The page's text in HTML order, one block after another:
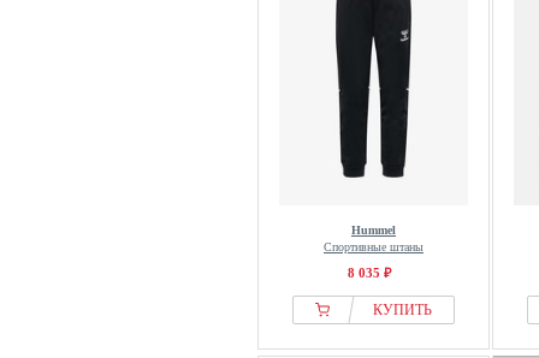
Hummel
Спортивные штаны
8 035 ₽
КУПИТЬ